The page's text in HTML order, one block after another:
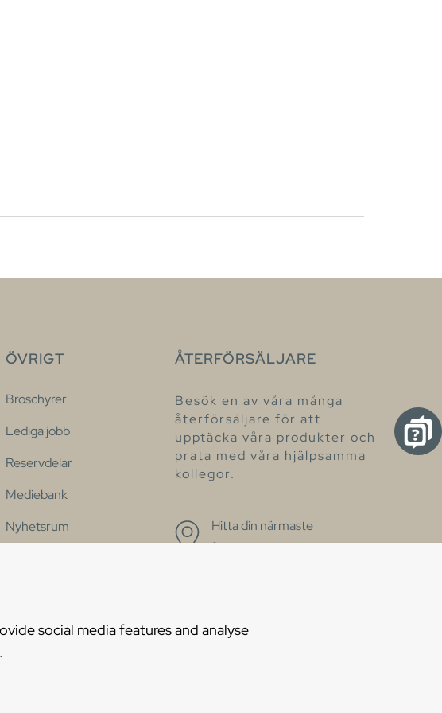
social media features and analyse
.
ÖVRIGT
Broschyrer
Lediga jobb
Reservdelar
Mediebank
Nyhetsrum
ÅTERFÖRSÄLJARE
Besök en av våra många
återförsäljare för att
upptäcka våra produkter och
prata med våra hjälpsamma
kollegor.
Hitta din närmaste
återförsäljare